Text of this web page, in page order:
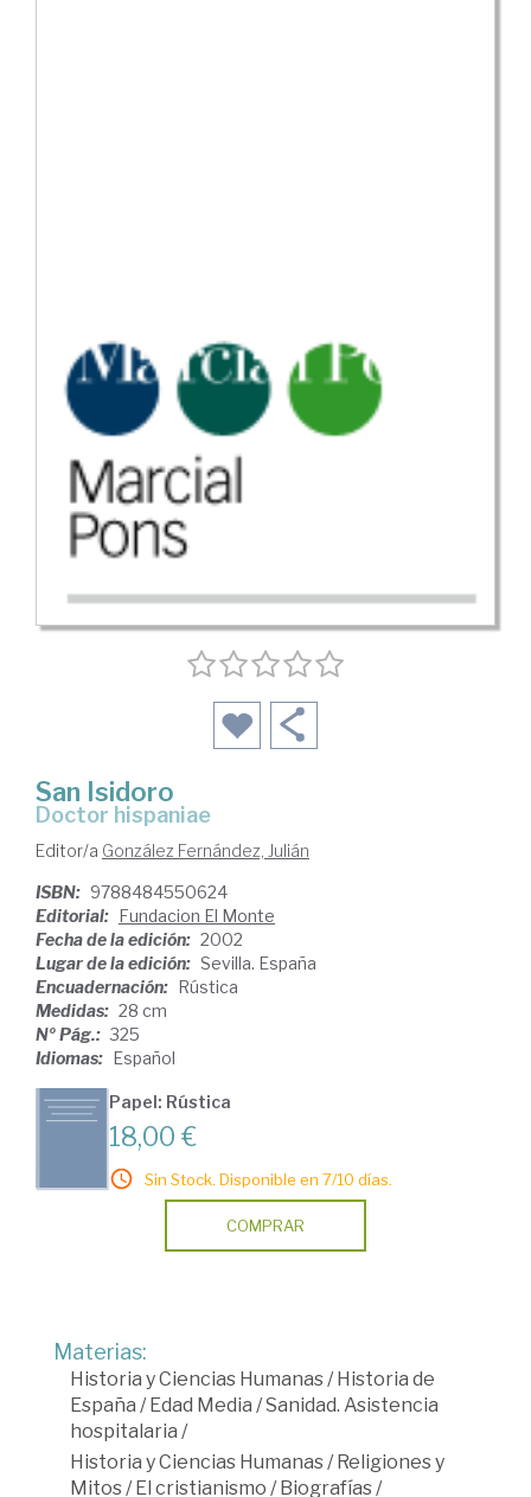
San Isidoro
doctor hispaniae
Editor/a González Fernández, Julián
ISBN: 9788484550624
Editorial: Fundacion El Monte
Fecha de la edición: 2002
Lugar de la edición: Sevilla. España
Encuadernación: Rústica
Medidas: 28 cm
Nº Pág.: 325
Idiomas: Español
Papel: Rústica
18,00 €
Sin Stock. Disponible en 7/10 días.
COMPRAR
Materias:
Historia y Ciencias Humanas/Historia de
España /Edad Media /Sanidad. Asistencia
hospitalaria /
Historia y Ciencias Humanas/Religiones y
Mitos/El cristianismo /Biografías/